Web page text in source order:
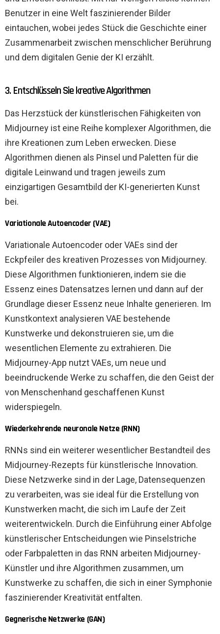
Benutzer in eine Welt faszinierender Bilder
eintauchen, wobei jedes Stück die Geschichte einer
Zusammenarbeit zwischen menschlicher Berührung
und dem digitalen Genie der KI erzählt.
3. Entschlüsseln Sie kreative Algorithmen
Das Herzstück der künstlerischen Fähigkeiten von
Midjourney ist eine Reihe komplexer Algorithmen, die
ihre Kreationen zum Leben erwecken. Diese
Algorithmen dienen als Pinsel und Paletten für die
digitale Leinwand und tragen jeweils zum
einzigartigen Gesamtbild der KI-generierten Kunst
bei.
Variationale Autoencoder (VAE)
Variationale Autoencoder oder VAEs sind der
Eckpfeiler des kreativen Prozesses von Midjourney.
Diese Algorithmen funktionieren, indem sie die
Essenz eines Datensatzes lernen und dann auf der
Grundlage dieser Essenz neue Inhalte generieren. Im
Kunstkontext analysieren VAE bestehende
Kunstwerke und dekonstruieren sie, um die
wesentlichen Elemente zu extrahieren. Die
Midjourney-App nutzt VAEs, um neue und
beeindruckende Werke zu schaffen, die den Geist der
von Menschenhand geschaffenen Kunst
widerspiegeln.
Wiederkehrende neuronale Netze (RNN)
RNNs sind ein weiterer wesentlicher Bestandteil des
Midjourney-Rezepts für künstlerische Innovation.
Diese Netzwerke sind in der Lage, Datensequenzen
zu verarbeiten, was sie ideal für die Erstellung von
Kunstwerken macht, die sich im Laufe der Zeit
weiterentwickeln. Durch die Einführung einer Abfolge
künstlerischer Entscheidungen wie Pinselstriche
oder Farbpaletten in das RNN arbeiten Midjourney-
Künstler und ihre Algorithmen zusammen, um
Kunstwerke zu schaffen, die sich in einer Symphonie
faszinierender Kreativität entfalten.
Gegnerische Netzwerke (GAN)